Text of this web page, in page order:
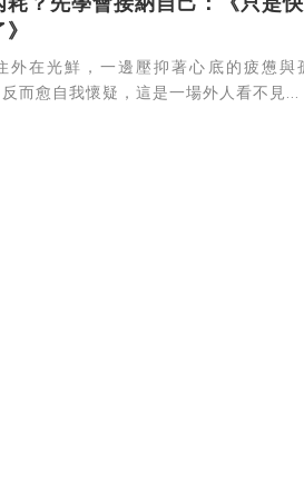
耗？先學會接納自己：《只是快
外在光鮮，一邊壓抑著心底的疲憊與
而愈自我懷疑，這是一場外人看不見...